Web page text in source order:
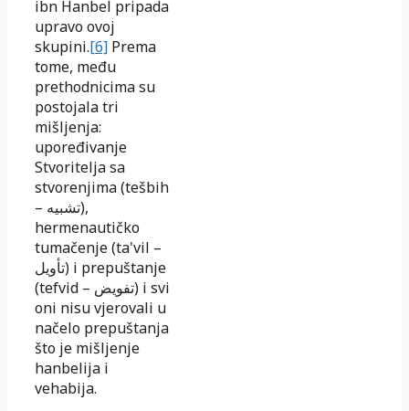
ibn Hanbel pripada
upravo ovoj
skupini.[6] Prema
tome, među
prethodnicima su
postojala tri
mišljenja:
upoređivanje
Stvoritelja sa
stvorenjima (tešbih
– تشبيه),
hermenautičko
tumačenje (ta'vil –
تأويل) i prepuštanje
(tefvid – تفويض) i svi
oni nisu vjerovali u
načelo prepuštanja
što je mišljenje
hanbelija i
vehabija.